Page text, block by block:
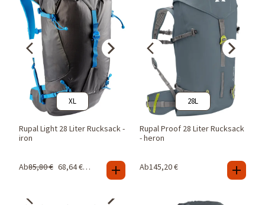
XL
Rupal Light 28 Liter Rucksack -
iron
Ab85,80€ 68,64€ %
28L
Rupal Proof 28 Liter Rucksack
- heron
Ab145,20€